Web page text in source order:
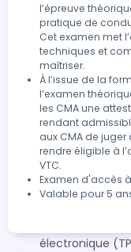
informations de
d’intérêt
lieu de
hôpitaux, etc)
D- Facturation
D.1- Savoir
procéder à l’encaissement :
course / de la mission ; - Établir
(facture…) ; - Encaisser le paiement, notamment avec
le terminal de
utiliser les
des
électronique
l’épreuve
pratique de
Cet examen met
techniques et
maîtriser.
À l’issue de la
l’examen
les CMA une
rendant
aux CMA de
rendre éligible à
VTC.
Examen d'accès
Valable pour 5